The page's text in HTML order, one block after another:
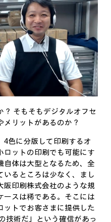
そもそもデジタルオフセ
メリットがあるのか？
色に分版して印刷するオ
ロットの印刷でも可能にす
自体は大型となるため、全
いるところは少なく、まし
阪印刷株式会社のような規
ースは稀である。そこには
ットでお客さまに提供した
技術だ」という確信があっ